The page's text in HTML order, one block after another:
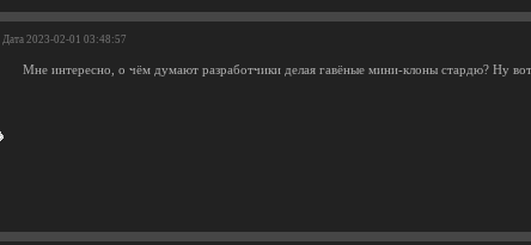
| Дата 2023-02-01 03:48:57
Мне интересно, о чём думают разработчики делая гавёные мини-клоны стардю? Ну